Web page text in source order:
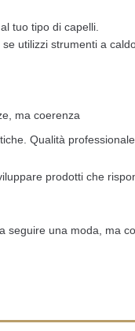
tuo tipo di capelli.
utilizzi strumenti a
ma coerenza
Qualità
prodotti che
seguire una moda, ma